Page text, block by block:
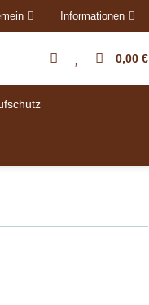
Informationen
0,00 €